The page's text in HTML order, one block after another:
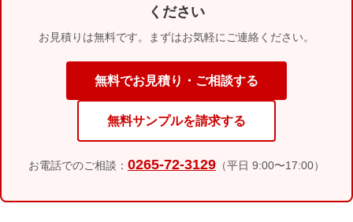
ください
お見積りは無料です。まずはお気軽にご連絡ください。
無料でお見積り・ご相談する
無料サンプルを請求する
お電話でのご相談： 0265-72-3129 （平日 9:00〜17:00）